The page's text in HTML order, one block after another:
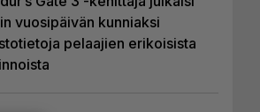
vuosipäivän kunniaksi
pelaajien erikoisista